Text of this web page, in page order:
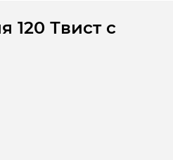
120 Твист с